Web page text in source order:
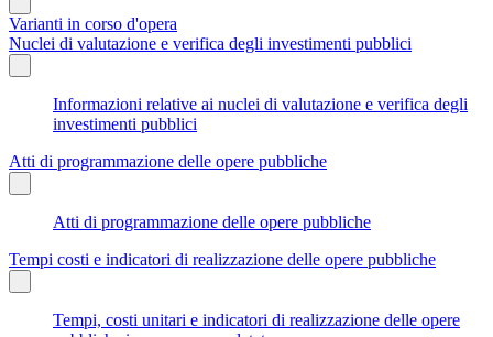
Varianti in corso d'opera
Nuclei di valutazione e verifica degli investimenti pubblici
Informazioni relative ai nuclei di valutazione e verifica degli
investimenti pubblici
Atti di programmazione delle opere pubbliche
Atti di programmazione delle opere pubbliche
Tempi costi e indicatori di realizzazione delle opere pubbliche
Tempi, costi unitari e indicatori di realizzazione delle opere